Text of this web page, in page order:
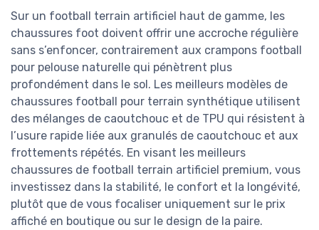
Sur un football terrain artificiel haut de gamme, les
chaussures foot doivent offrir une accroche régulière
sans s’enfoncer, contrairement aux crampons football
pour pelouse naturelle qui pénètrent plus
profondément dans le sol. Les meilleurs modèles de
chaussures football pour terrain synthétique utilisent
des mélanges de caoutchouc et de TPU qui résistent à
l’usure rapide liée aux granulés de caoutchouc et aux
frottements répétés. En visant les meilleurs
chaussures de football terrain artificiel premium, vous
investissez dans la stabilité, le confort et la longévité,
plutôt que de vous focaliser uniquement sur le prix
affiché en boutique ou sur le design de la paire.